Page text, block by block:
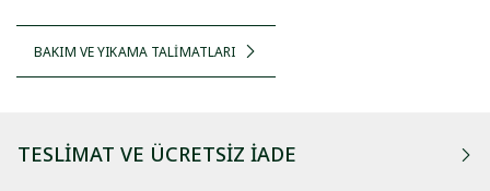
BAKIM VE YIKAMA TALİMATLARI
TESLIMAT VE ÜCRETSIZ İADE